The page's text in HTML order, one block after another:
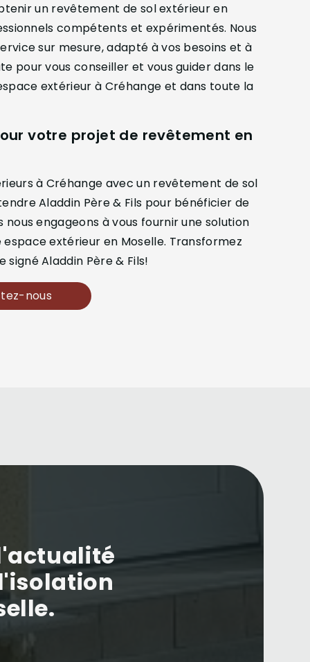
un revêtement de sol extérieur en
compétents et expérimentés. Nous
sur mesure, adapté à vos besoins et à
pour vous conseiller et vous guider dans le
extérieur à Créhange et dans toute la
votre projet de revêtement en
à Créhange avec un revêtement de sol
Aladdin Père & Fils pour bénéficier de
engageons à vous fournir une solution
extérieur en Moselle. Transformez
Aladdin Père & Fils!
nous